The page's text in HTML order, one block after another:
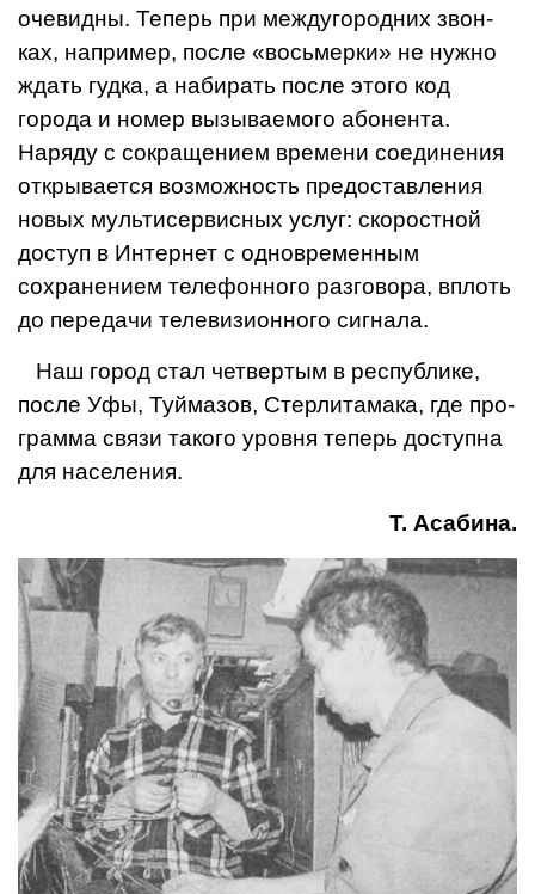
очевидны. Теперь при междугородних звон­
ках, например, после «восьмерки» не нужно
ждать гудка, а набирать после этого код
города и номер вызывае­мого абонента.
Наряду с сокра­щением времени соединения
открывается возможность пре­доставления
новых мультисервисных услуг: скоростной
дос­туп в Интернет с одновремен­ным
сохранением телефонно­го разговора, вплоть
до пере­дачи телевизионного сигнала.
Наш город стал четвертым в республике,
после Уфы, Туймазов, Стерлитамака, где про­
грамма связи такого уровня те­перь доступна
для населения.
Т. Асабина.